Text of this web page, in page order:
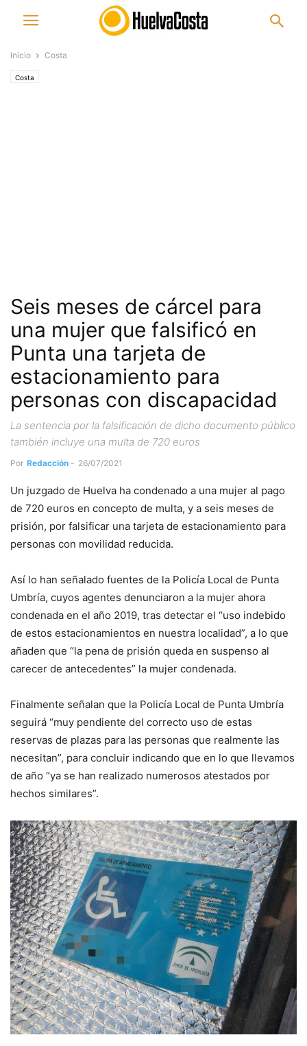
Inicio Costa
Costa
Seis meses de cárcel para
una mujer que falsificó en
Punta una tarjeta de
estacionamiento para
personas con discapacidad
La sentencia por la falsificación de dicho documento público
también incluye una multa de 720 euros
Por Redacción - 26/07/2021
Un juzgado de Huelva ha condenado a una mujer al pago
de 720 euros en concepto de multa, y a seis meses de
prisión, por falsificar una tarjeta de estacionamiento para
personas con movilidad reducida.
Así lo han señalado fuentes de la Policía Local de Punta
Umbría, cuyos agentes denunciaron a la mujer ahora
condenada en el año 2019, tras detectar el “uso indebido
de estos estacionamientos en nuestra localidad”, a lo que
añaden que “la pena de prisión queda en suspenso al
carecer de antecedentes” la mujer condenada.
Finalmente señalan que la Policía Local de Punta Umbría
seguirá “muy pendiente del correcto uso de estas
reservas de plazas para las personas que realmente las
necesitan”, para concluir indicando que en lo que llevamos
de año “ya se han realizado numerosos atestados por
hechos similares”.